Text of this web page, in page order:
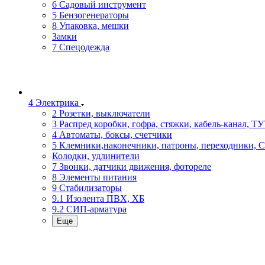
6 Садовый инструмент
5 Бензогенераторы
8 Упаковка, мешки
Замки
7 Спецодежда
4 Электрика
2 Розетки, выключатели
3 Распред коробки, гофра, стяжки, кабель-канал,
4 Автоматы, боксы, счетчики
5 Клемники,наконечники, патроны, переходники,
Колодки, удлинители
7 Звонки, датчики движения, фотореле
8 Элементы питания
9 Стабилизаторы
9.1 Изолента ПВХ, ХБ
9.2 СИП-арматура
Еще